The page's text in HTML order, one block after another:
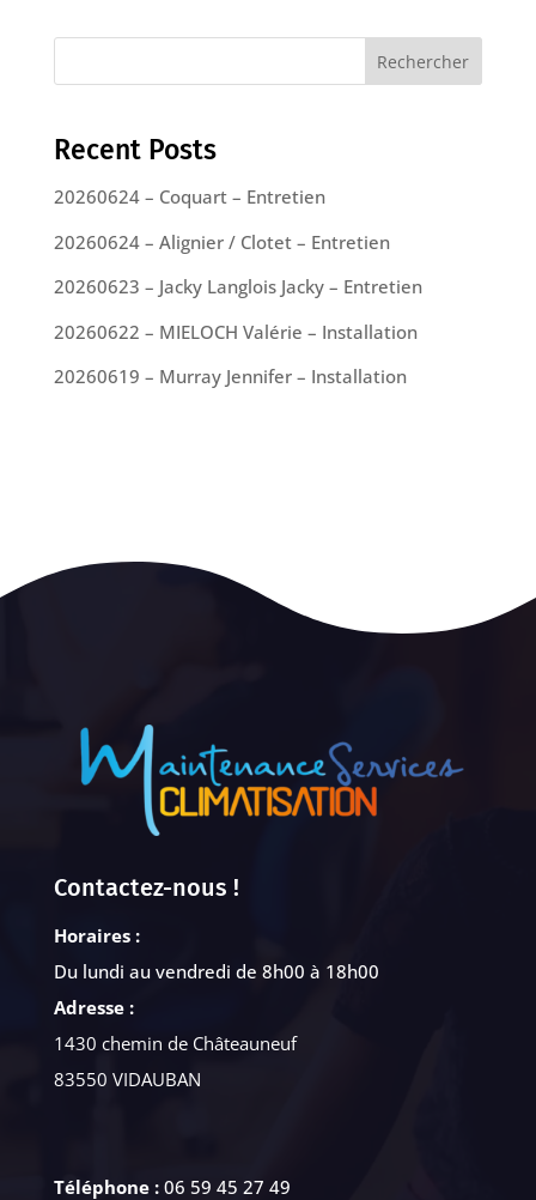
Rechercher
Recent Posts
20260624 – Coquart – Entretien
20260624 – Alignier / Clotet – Entretien
20260623 – Jacky Langlois Jacky – Entretien
20260622 – MIELOCH Valérie – Installation
20260619 – Murray Jennifer – Installation
Contactez-nous !
Horaires :
Du lundi au vendredi de 8h00 à 18h00
Adresse :
1430 chemin de Châteauneuf
83550 VIDAUBAN
Téléphone : 06 59 45 27 49